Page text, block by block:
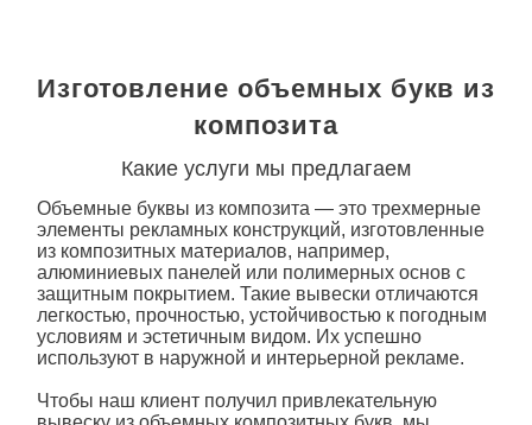
Изготовление объемных букв из
композита
Какие услуги мы предлагаем
Объемные буквы из композита — это трехмерные
элементы рекламных конструкций, изготовленные
из композитных материалов, например,
алюминиевых панелей или полимерных основ с
защитным покрытием. Такие вывески отличаются
легкостью, прочностью, устойчивостью к погодным
условиям и эстетичным видом. Их успешно
используют в наружной и интерьерной рекламе.
Чтобы наш клиент получил привлекательную